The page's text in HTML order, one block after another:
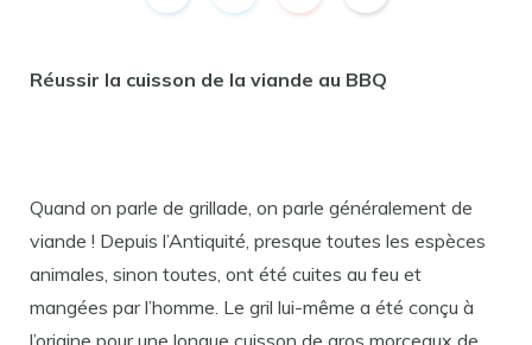
Réussir la cuisson de la viande au BBQ
Quand on parle de grillade, on parle généralement de
viande ! Depuis l’Antiquité, presque toutes les espèces
animales, sinon toutes, ont été cuites au feu et
mangées par l’homme. Le gril lui-même a été conçu à
l’origine pour une longue cuisson de gros morceaux de